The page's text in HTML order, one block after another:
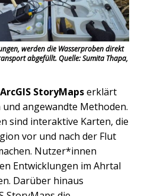
werden die Wasserproben direkt
abgefüllt. Quelle: Sumita Thapa,
StoryMapserklärt
angewandte Methoden.
sind interaktive Karten, die
vor und nach der Flut
Nutzer*innen
Entwicklungen im Ahrtal
Darüber hinaus